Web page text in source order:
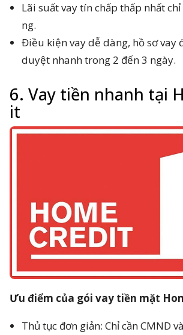
Lãi suất vay tín chấp thấp nhất
ng.
Điều kiện vay dễ dàng, hồ sơ vay
duyệt nhanh trong 2 đến 3 ngày.
6. Vay tiền nhanh tại
it
Ưu điểm của gói vay tiền mặt
Thủ tục đơn giản: Chỉ cần CMND